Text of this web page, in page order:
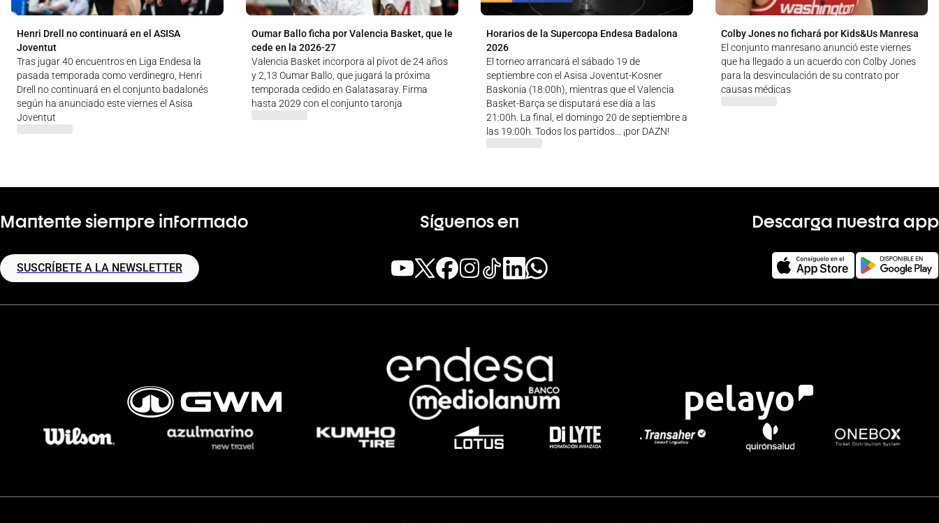
Henri Drell no continuará en el ASISA
Joventut
Tras jugar 40 encuentros en Liga Endesa la
pasada temporada como verdinegro, Henri
Drell no continuará en el conjunto badalonés
según ha anunciado este viernes el Asisa
Joventut
Oumar Ballo ficha por Valencia Basket, que le
cede en la 2026-27
Valencia Basket incorpora al pívot de 24 años
y 2,13 Oumar Ballo, que jugará la próxima
temporada cedido en Galatasaray. Firma
hasta 2029 con el conjunto taronja
Horarios de la Supercopa Endesa Badalona
2026
El torneo arrancará el sábado 19 de
septiembre con el Asisa Joventut-Kosner
Baskonia (18:00h), mientras que el Valencia
Basket-Barça se disputará ese día a las
21:00h. La final, el domingo 20 de septiembre a
las 19:00h. Todos los partidos... ¡por DAZN!
Colby Jones no fichará por Kids&Us Manresa
El conjunto manresano anunció este viernes
que ha llegado a un acuerdo con Colby Jones
para la desvinculación de su contrato por
causas médicas
Mantente siempre informado
SUSCRÍBETE A LA NEWSLETTER
Síguenos en Descarga nuestra app